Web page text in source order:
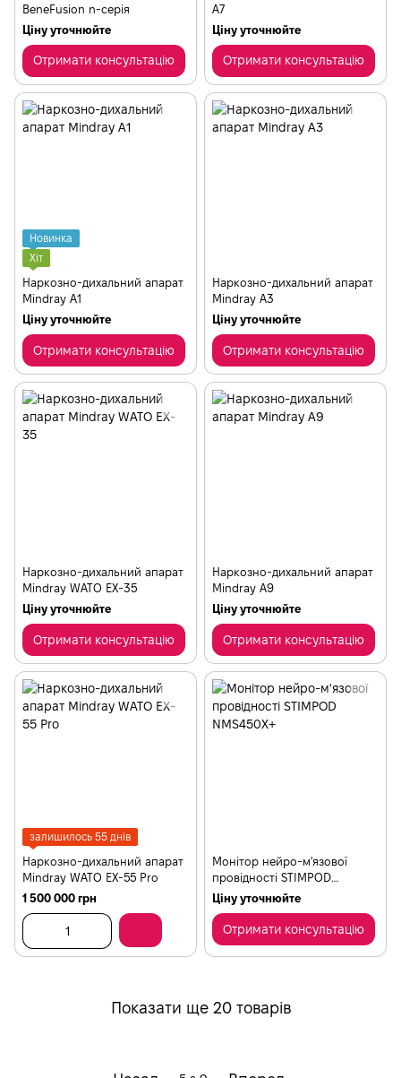
BeneFusion n-серія
Ціну уточнюйте
Отримати консультацію
А7
Ціну уточнюйте
Отримати консультацію
Новинка
Хіт
Наркозно-дихальний апарат
Mindray A1
Ціну уточнюйте
Отримати консультацію
Наркозно-дихальний апарат
Mindray A3
Ціну уточнюйте
Отримати консультацію
Наркозно-дихальний апарат
Mindray WATO EX-35
Ціну уточнюйте
Отримати консультацію
Наркозно-дихальний апарат
Mindray A9
Ціну уточнюйте
Отримати консультацію
залишилось 55 днів
Наркозно-дихальний апарат
Mindray WATO EX-55 Pro
1 500 000 грн
Монітор нейро-м'язової
провідності STIMPOD
NMS450X+
Ціну уточнюйте
Отримати консультацію
Показати ще 20 товарів